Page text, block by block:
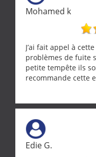
Mohamed k
J’ai fait appel à
problèmes de fuite
petite tempête ils
recommande cette
Edie G.